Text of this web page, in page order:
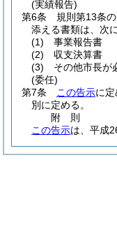
(実績報告)
第6条
規則第13条
添える書類は、次
(1)
事業報告書
(2)
収支決算書
(3)
その他市長が
(委任)
第7条
この告示に
別に定める。
附 則
この告示は、平成